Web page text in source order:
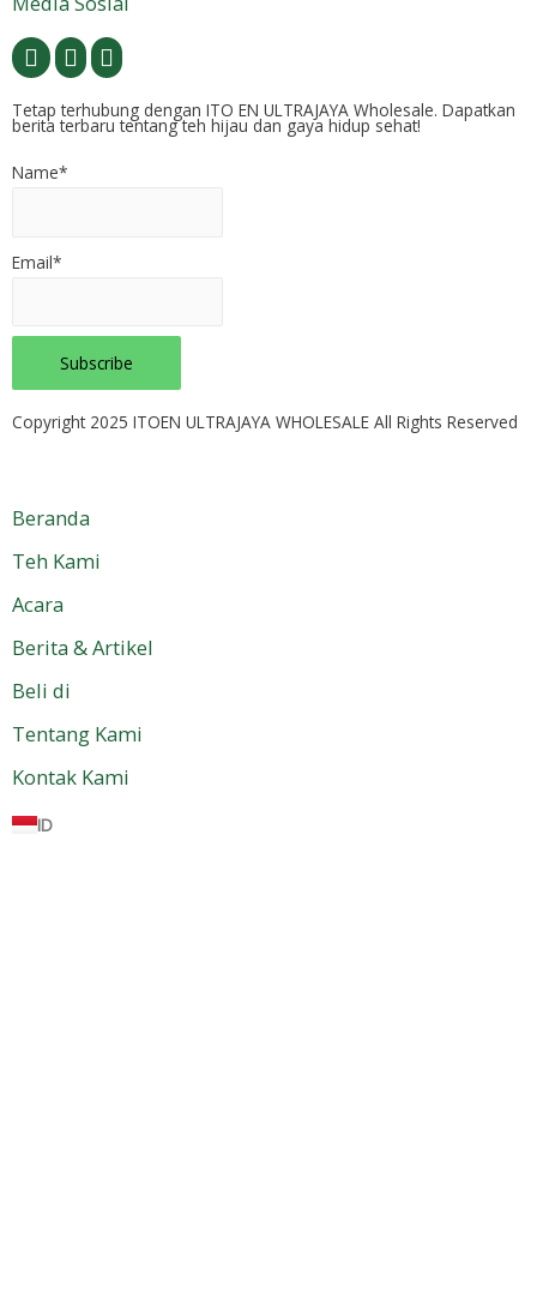
Tetap terhubung dengan ITO EN ULTRAJAYA Wholesale. Dapatkan
berita terbaru tentang teh hijau dan gaya hidup sehat!
Name*
Email*
Copyright 2025 ITOEN ULTRAJAYA WHOLESALE All Rights Reserved
Beranda
Teh Kami
Acara
Berita & Artikel
Beli di
Tentang Kami
Kontak Kami
ID